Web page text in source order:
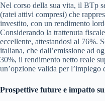
Nel corso della sua vita, il BTp
(ratei attivi compresi) che
investito, con un rendimento
Considerando la trattenuta
eccellente, attestandosi al 76%.
italiana, che dall’emissione ad
30%, il rendimento netto reale
un’opzione valida per
Prospettive future e impatto